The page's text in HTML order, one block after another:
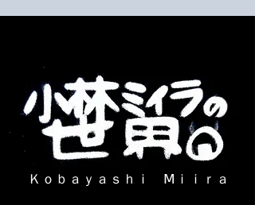
ｏｂａｙａｓｈｉ Ⅿｉｉｒａ​